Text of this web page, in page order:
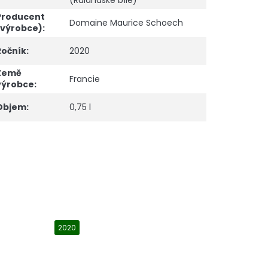
: Domaine Maurice Schoech
:
2020
: Francie
: 0,75 l
2020